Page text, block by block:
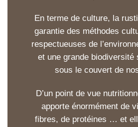
En terme de culture, la
garantie des méthodes
respectueuses de
et une grande biodiversité
sous le couvert de
D’un point de vue
apporte énormément de
fibres, de protéines … et